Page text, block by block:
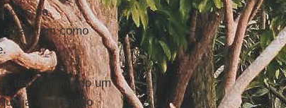
de
não tem como
tinha apontado um
já vem sendo